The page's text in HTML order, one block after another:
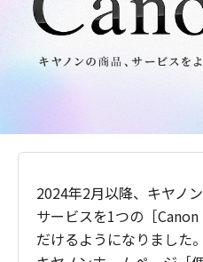
2024年2月以降、キヤノ
サービスを1つの［
だけるようになりました。